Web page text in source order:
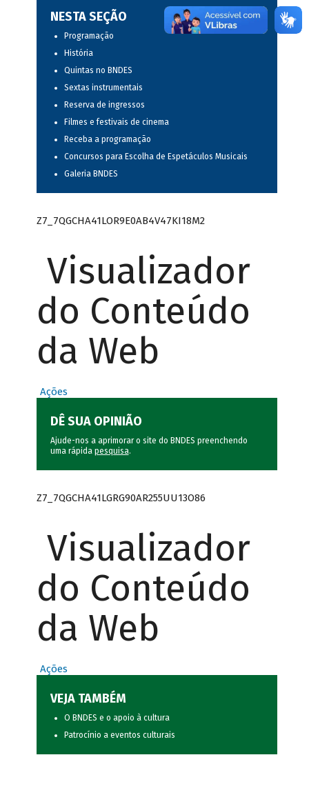
NESTA SEÇÃO
Programação
História
Quintas no BNDES
Sextas instrumentais
Reserva de ingressos
Filmes e festivais de cinema
Receba a programação
Concursos para Escolha de Espetáculos Musicais
Galeria BNDES
Z7_7QGCHA41LOR9E0AB4V47KI18M2
Visualizador
do Conteúdo
da Web
Ações
DÊ SUA OPINIÃO
Ajude-nos a aprimorar o site do BNDES preenchendo
uma rápida pesquisa.
Z7_7QGCHA41LGRG90AR255UU13O86
Visualizador
do Conteúdo
da Web
Ações
VEJA TAMBÉM
O BNDES e o apoio à cultura
Patrocínio a eventos culturais